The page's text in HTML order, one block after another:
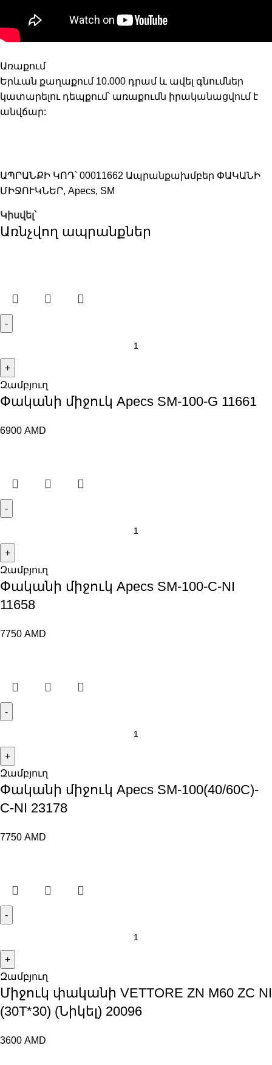
Առաքում
Երևան քաղաքում 10.000 դրամ և ավել գնումներ
կատարելու դեպքում՝ առաքումն իրականացվում է
անվճար:
ԱՊՐԱՆՔԻ ԿՈԴ՝ 00011662 Ապրանքախմբեր ՓԱԿԱՆԻ
ՄԻՋՈՒԿՆԵՐ, Apecs, SM
Կիսվել՝
Առնչվող ապրանքներ
Զամբյուղ
Փականի միջուկ Apecs SM-100-G 11661
6900 AMD
Զամբյուղ
Փականի միջուկ Apecs SM-100-C-NI
11658
7750 AMD
Զամբյուղ
Փականի միջուկ Apecs SM-100(40/60C)-
C-NI 23178
7750 AMD
Զամբյուղ
Միջուկ փականի VETTORE ZN M60 ZC NI
(30T*30) (Նիկել) 20096
3600 AMD